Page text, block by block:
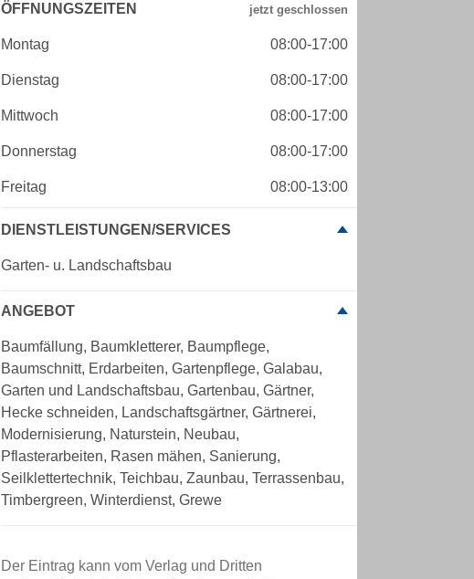
ÖFFNUNGSZEITEN
Montag 08:00-17:00
Dienstag 08:00-17:00
Mittwoch 08:00-17:00
Donnerstag 08:00-17:00
Freitag 08:00-13:00
DIENSTLEISTUNGEN/SERVICES
Garten- u. Landschaftsbau
ANGEBOT
Baumfällung, Baumkletterer, Baumpflege,
Baumschnitt, Erdarbeiten, Gartenpflege, Galabau,
Garten und Landschaftsbau, Gartenbau, Gärtner,
Hecke schneiden, Landschaftsgärtner, Gärtnerei,
Modernisierung, Naturstein, Neubau,
Pflasterarbeiten, Rasen mähen, Sanierung,
Seilklettertechnik, Teichbau, Zaunbau, Terrassenbau,
Timbergreen, Winterdienst, Grewe
Der Eintrag kann vom Verlag und Dritten